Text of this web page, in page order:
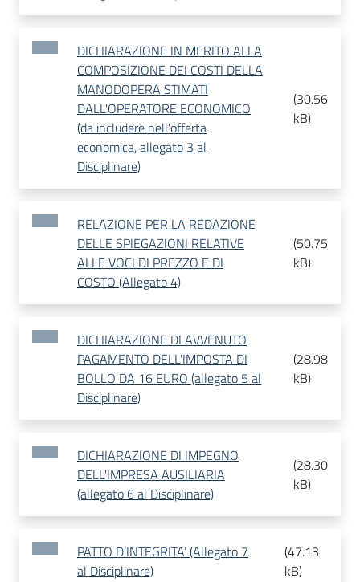
DICHIARAZIONE IN MERITO ALLA
COMPOSIZIONE DEI COSTI DELLA
MANODOPERA STIMATI
DALL'OPERATORE ECONOMICO
(da includere nell'offerta
economica, allegato 3 al
Disciplinare)
(30.56
kB)
RELAZIONE PER LA REDAZIONE
DELLE SPIEGAZIONI RELATIVE
ALLE VOCI DI PREZZO E DI
COSTO (Allegato 4)
(50.75
kB)
DICHIARAZIONE DI AVVENUTO
PAGAMENTO DELL'IMPOSTA DI
BOLLO DA 16 EURO (allegato 5 al
Disciplinare)
(28.98
kB)
DICHIARAZIONE DI IMPEGNO
DELL'IMPRESA AUSILIARIA
(allegato 6 al Disciplinare)
(28.30
kB)
PATTO D’INTEGRITA’ (Allegato 7
al Disciplinare)
(47.13
kB)